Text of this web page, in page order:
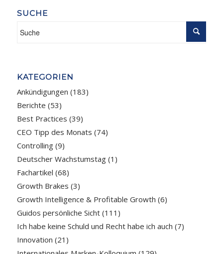
SUCHE
KATEGORIEN
Ankündigungen (183)
Berichte (53)
Best Practices (39)
CEO Tipp des Monats (74)
Controlling(9)
Deutscher Wachstumstag(1)
Fachartikel (68)
Growth Brakes (3)
Growth Intelligence & Profitable Growth (6)
Guidos persönliche Sicht(111)
Ich habe keine Schuld und Recht habe ich auch (7)
Innovation (21)